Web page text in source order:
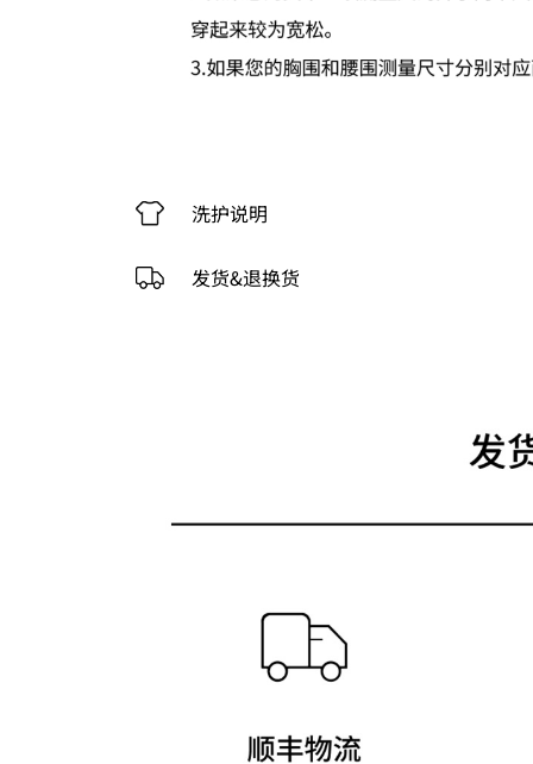
洗护说明
发货&退换货